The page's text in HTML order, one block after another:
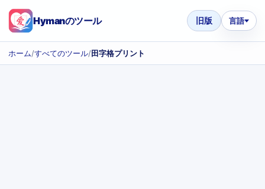
Hymanのツール 旧版 言語
ホーム/すべてのツール/田字格プリント